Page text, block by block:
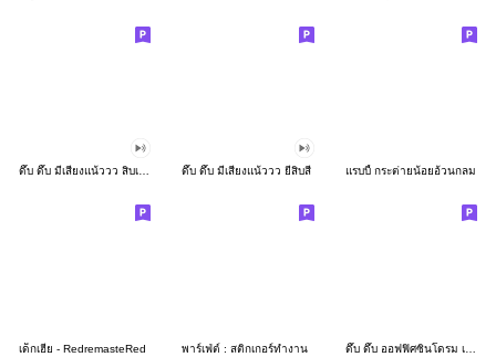
ดึ๊บ ดึ๊บ มีเสียงแน้ววว ยี่สิบสี่ แรบบี้ กระต่ายน้อยอ้วนกลม
เด็กเฮีย - RedremasteRed พาร์เฟ่ต์ : สติกเกอร์ทำงาน ดึ๊บ ดึ๊บ ออฟฟิศซินโดรม เจ็ด